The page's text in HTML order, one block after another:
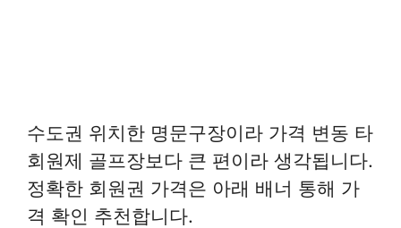
수도권 위치한 명문구장이라 가격 변동 타
회원제 골프장보다 큰 편이라 생각됩니다.
정확한 회원권 가격은 아래 배너 통해 가
격 확인 추천합니다.